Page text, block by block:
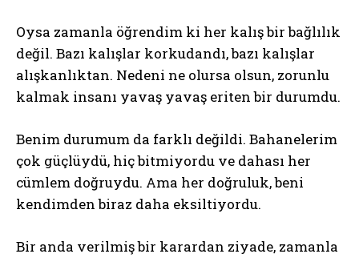
Oysa zamanla öğrendim ki her kalış bir bağlılık
değil. Bazı kalışlar korkudandı, bazı kalışlar
alışkanlıktan. Nedeni ne olursa olsun, zorunlu
kalmak insanı yavaş yavaş eriten bir durumdu.
Benim durumum da farklı değildi. Bahanelerim
çok güçlüydü, hiç bitmiyordu ve dahası her
cümlem doğruydu. Ama her doğruluk, beni
kendimden biraz daha eksiltiyordu.
Bir anda verilmiş bir karardan ziyade, zamanla